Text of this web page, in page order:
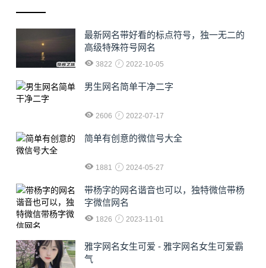
最新网名带好看的标点符号，独一无二的
高级特殊符号网名
3822 2022-10-05
男生网名简单干净二字
2606 2022-07-17
简单有创意的微信号大全
1881 2024-05-27
​带杨字的网名谐音也可以，独特微信带杨
字微信网名
1826 2023-11-01
雅字网名女生可爱 - 雅字网名女生可爱霸
气